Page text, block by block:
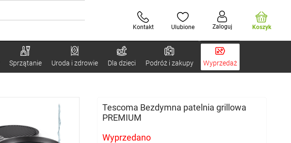
Kontakt Ulubione Zaloguj Koszyk
Sprzątanie Uroda i zdrowie Dla dzieci Podróż i zakupy Wyprzedaż
Tescoma Bezdymna patelnia grillowa
PREMIUM
Wyprzedano